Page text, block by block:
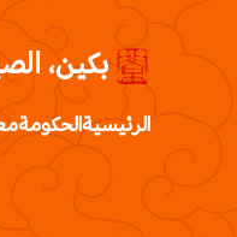
بكين،
الرئيسيةالحكومة